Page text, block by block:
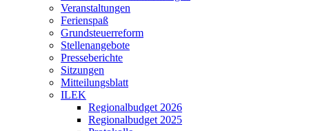
Veranstaltungen
Ferienspaß
Grundsteuerreform
Stellenangebote
Presseberichte
Sitzungen
Mitteilungsblatt
ILEK
Regionalbudget 2026
Regionalbudget 2025